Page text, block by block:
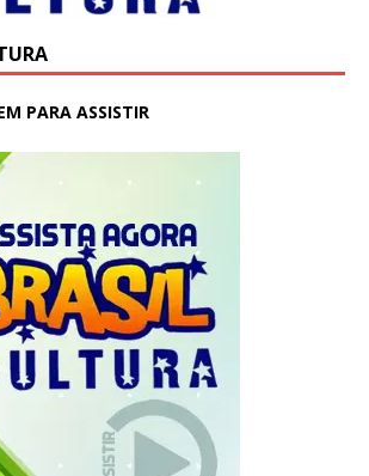
PARA ASSISTIR